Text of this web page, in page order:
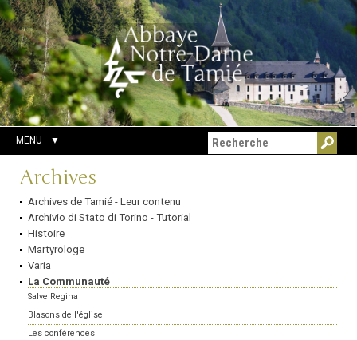
Aller
au
contenu.
|
Aller
à
la
navigation
Outils
personnels
Chercher par
Recherche
avancée…
MENU
Navigation
Archives
Archives de Tamié - Leur contenu
Archivio di Stato di Torino - Tutorial
Histoire
Martyrologe
Varia
La Communauté
Salve Regina
Blasons de l'église
Les conférences